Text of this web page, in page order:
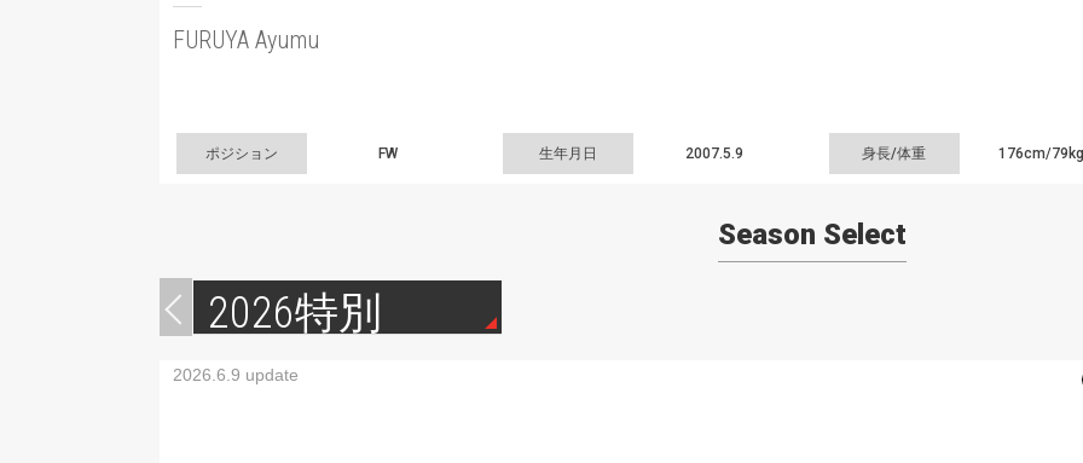
FURUYA Ayumu
ポジション FW 生年月日 2007.5.9 身長/体重 176cm/79kg
Season Select
2026特別
2026.6.9 update